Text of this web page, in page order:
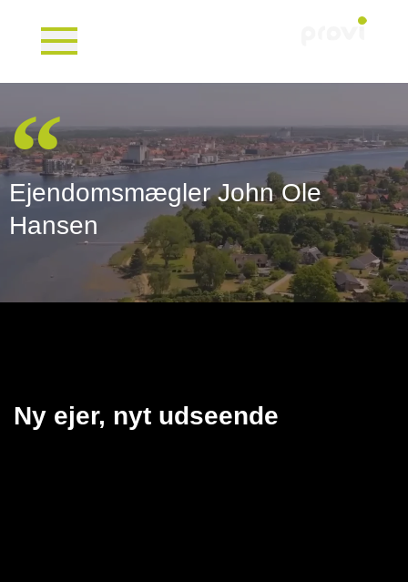
Ejendomsmægler John Ole
Hansen
Ny ejer, nyt udseende